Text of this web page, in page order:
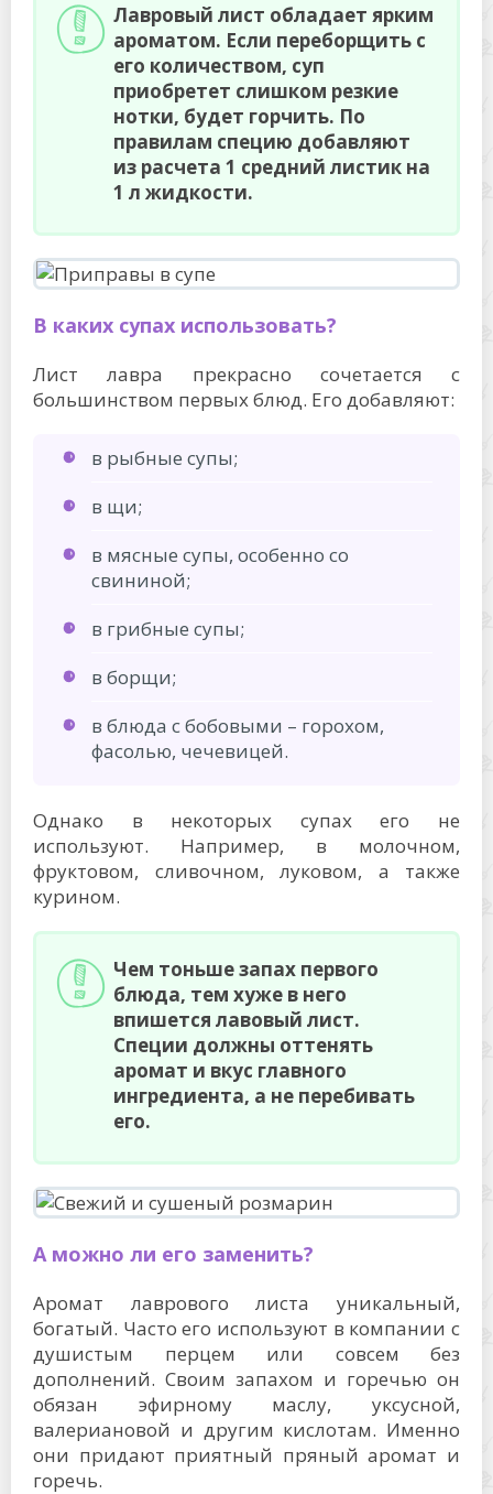
Лавровый лист обладает ярким
ароматом. Если переборщить с
его количеством, суп
приобретет слишком резкие
нотки, будет горчить. По
правилам специю добавляют
из расчета 1 средний листик на
1 л жидкости.
В каких супах использовать?
Лист лавра прекрасно сочетается с
большинством первых блюд. Его добавляют:
в рыбные супы;
в щи;
в мясные супы, особенно со
свининой;
в грибные супы;
в борщи;
в блюда с бобовыми – горохом,
фасолью, чечевицей.
Однако в некоторых супах его не
используют. Например, в молочном,
фруктовом, сливочном, луковом, а также
курином.
Чем тоньше запах первого
блюда, тем хуже в него
впишется лавовый лист.
Специи должны оттенять
аромат и вкус главного
ингредиента, а не перебивать
его.
А можно ли его заменить?
Аромат лаврового листа уникальный,
богатый. Часто его используют в компании с
душистым перцем или совсем без
дополнений. Своим запахом и горечью он
обязан эфирному маслу, уксусной,
валериановой и другим кислотам. Именно
они придают приятный пряный аромат и
горечь.